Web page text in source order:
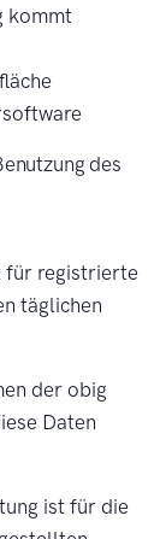
kommt
des
für registrierte
täglichen
der obig
Daten
ist für die